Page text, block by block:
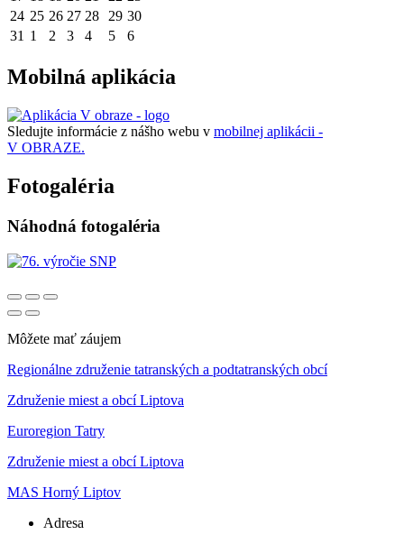
24 25 26 27 28 29 30
31 1 2 3 4 5 6
Mobilná aplikácia
Sledujte informácie z nášho webu v mobilnej aplikácii -
V OBRAZE.
Fotogaléria
Náhodná fotogaléria
Môžete mať záujem
Regionálne združenie tatranských a podtatranských obcí
Združenie miest a obcí Liptova
Euroregion Tatry
Združenie miest a obcí Liptova
MAS Horný Liptov
Adresa